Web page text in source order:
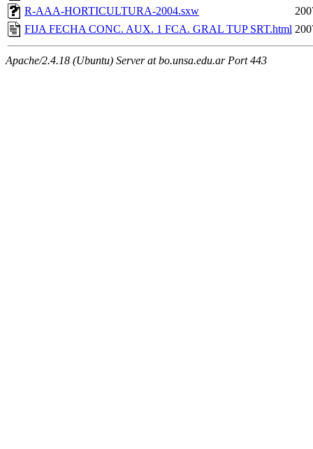
R-AAA-HORTICULTURA-2004.sxw
FIJA FECHA CONC. AUX. 1 FCA. GRAL TUP SRT.html
Apache/2.4.18 (Ubuntu) Server at bo.unsa.edu.ar Port 443